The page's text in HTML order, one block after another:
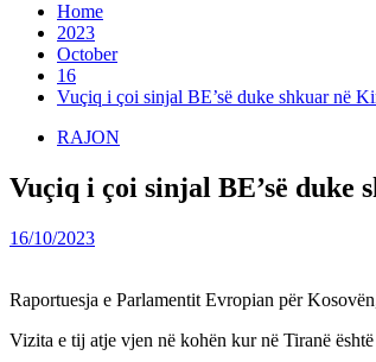
Home
2023
October
16
Vuçiq i çoi sinjal BE’së duke shkuar në
RAJON
Vuçiq i çoi sinjal BE’së
16/10/2023
Raportuesja e Parlamentit Evropian për
Vizita e tij atje vjen në kohën kur në Tiranë